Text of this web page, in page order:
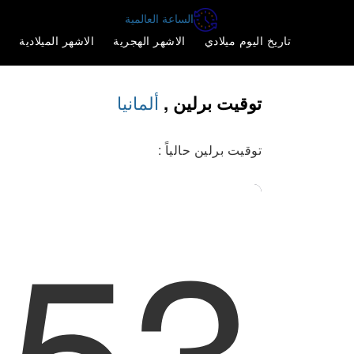
الساعة العالمية
تاريخ اليوم ميلادي
الاشهر الهجرية الاشهر الميلادية
توقيت برلين , ألمانيا
توقيت برلين حالياً :